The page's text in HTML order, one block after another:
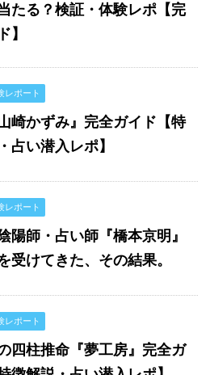
たる？検証・体験レポ【完
】
レポート
崎かずみ』完全ガイド【特
占い潜入レポ】
レポート
陽師・占い師『橋本京明』
受けてきた、その結果。
レポート
四柱推命『夢工房』完全ガ